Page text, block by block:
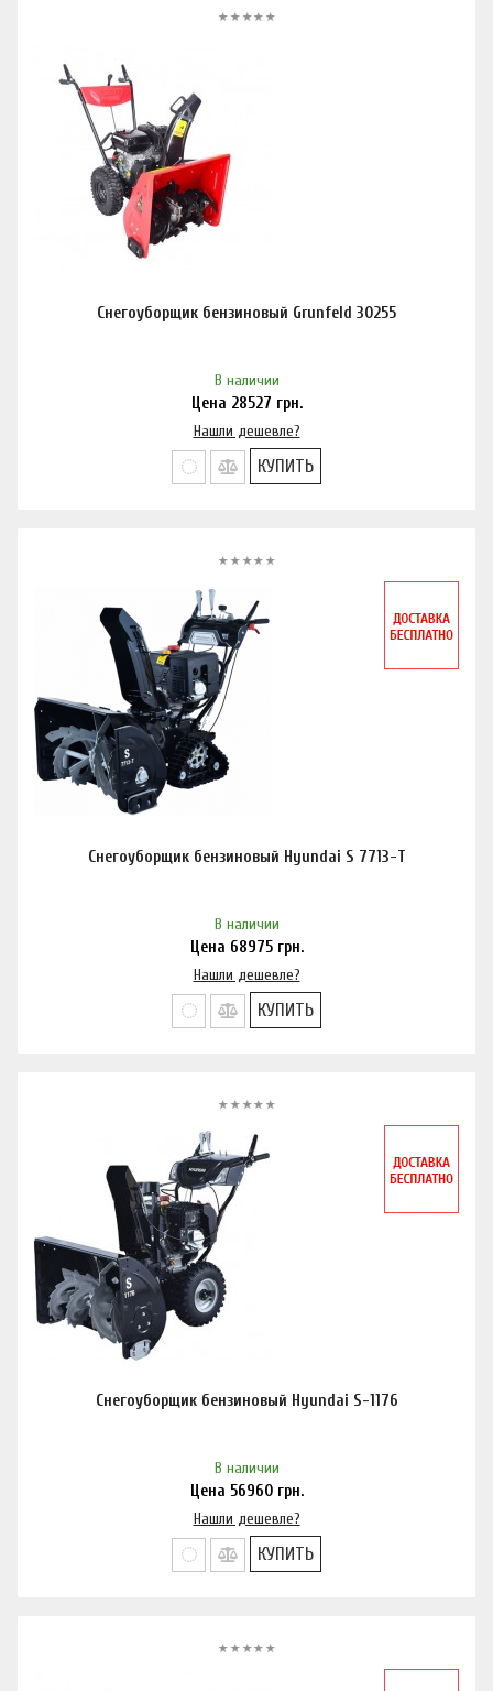
Снегоуборщик бензиновый Grunfeld 30255
В наличии
Цена 28527 грн.
Нашли дешевле?
КУПИТЬ
Снегоуборщик бензиновый Hyundai S 7713-T
В наличии
Цена 68975грн.
Нашли дешевле?
КУПИТЬ
Снегоуборщик бензиновый Hyundai S-1176
В наличии
Цена 56960грн.
Нашли дешевле?
КУПИТЬ